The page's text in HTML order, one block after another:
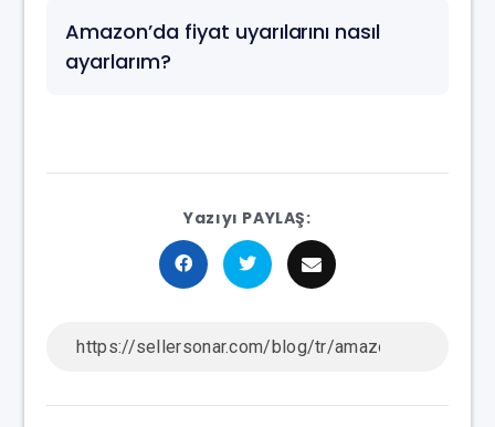
Amazon’da fiyat uyarılarını nasıl
ayarlarım?
Yazıyı PAYLAŞ: